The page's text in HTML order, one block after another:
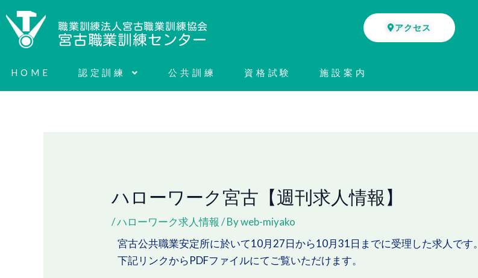
容
ッ
職業訓練法人宮古職業訓練協会
宮古職業訓練センター
アクセス
HOME 認定訓練 公共訓練 資格試験 施設案内
ハローワーク宮古【週刊求人情報】
/ハローワーク求人情報 / Byweb-miyako
宮古公共職業安定所に於いて10月27日から10月31日までに受理した求人です。
下記リンクからPDFファイルにてご覧いただけます。